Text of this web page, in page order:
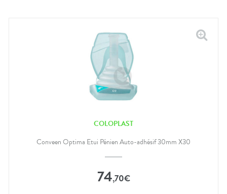
COLOPLAST
Conveen Optima Etui Pénien Auto-adhésif 30mm X30
74,70€